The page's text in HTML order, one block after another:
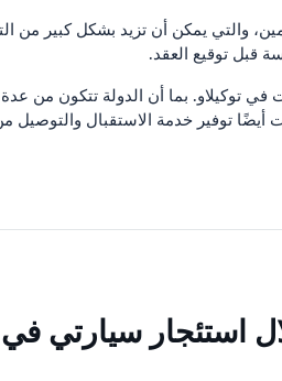
والتي يمكن أن تزيد بشكل كبير من
قبل توقيع العقد.
في توكيلاو. بما أن الدولة تتكون من
توفير خدمة الاستقبال والتوصيل
استئجار سيارتي في